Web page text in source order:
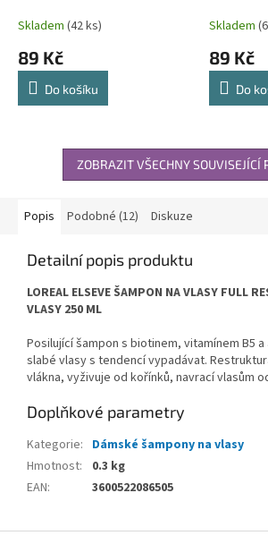
Skladem (42 ks)
89 Kč
Do košíku
Skladem
89 Kč
Do
ZOBRAZIT VŠECHNY SOUVISEJÍCÍ
Popis Podobné (12) Diskuze
Detailní popis produktu
LOREAL ELSEVE ŠAMPON NA VLASY FULL
VLASY 250 ML
Posilující šampon s biotinem, vitamínem B5 a
slabé vlasy s tendencí vypadávat.
vlákna, vyživuje od kořínků, navrací vlasům
Doplňkové parametry
Kategorie: Dámské šampony na vlasy
Hmotnost:
0.3 kg
EAN: 3600522086505